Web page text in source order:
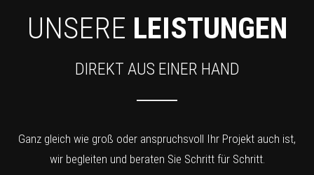
UNSERE LEISTUNGEN
DIREKT AUS EINER HAND
Ganz gleich wie groß oder anspruchsvoll Ihr Projekt auch ist,
wir begleiten und beraten Sie Schritt für Schritt.